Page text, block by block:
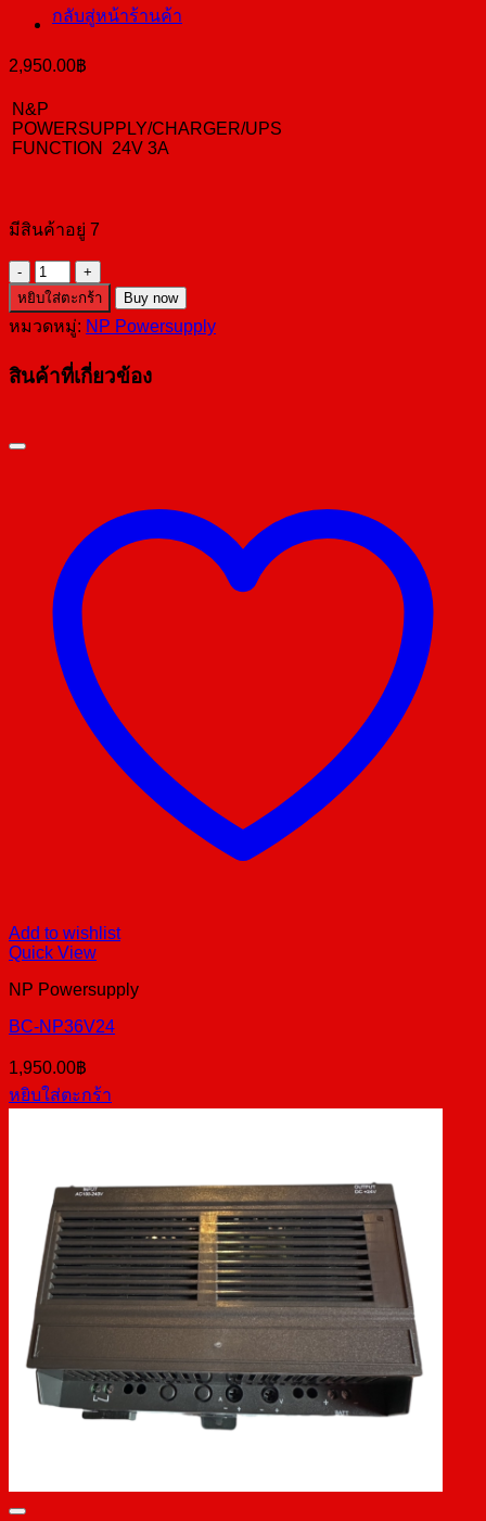
กลับสู่หน้าร้านค้า
2,950.00฿
N&P
POWERSUPPLY/CHARGER/UPS
FUNCTION 24V 3A
มีสินค้าอยู่ 7
จำนวน
BC-
NP72V24
หยิบใส่ตะกร้า Buy now
หมวดหมู่: NP Powersupply
สินค้าที่เกี่ยวข้อง
Add to wishlist
Quick View
NP Powersupply
BC-NP36V24
1,950.00฿
หยิบใส่ตะกร้า